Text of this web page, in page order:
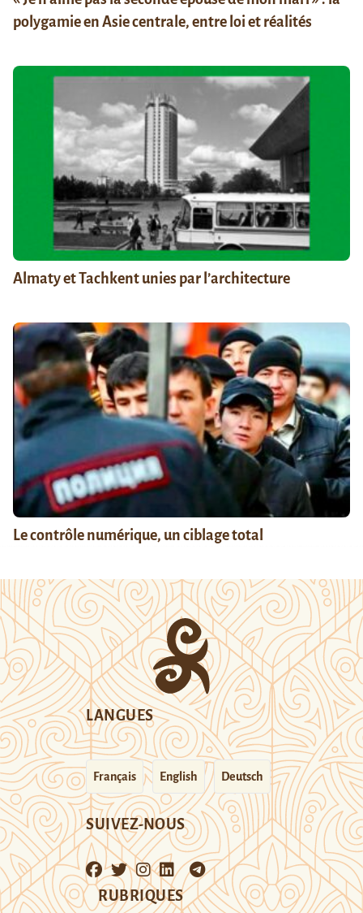
polygamie en Asie centrale, entre loi et réalités
Almaty et Tachkent unies par l’architecture
Le contrôle numérique, un ciblage total
LANGUES
Français English Deutsch
SUIVEZ-NOUS
RUBRIQUES